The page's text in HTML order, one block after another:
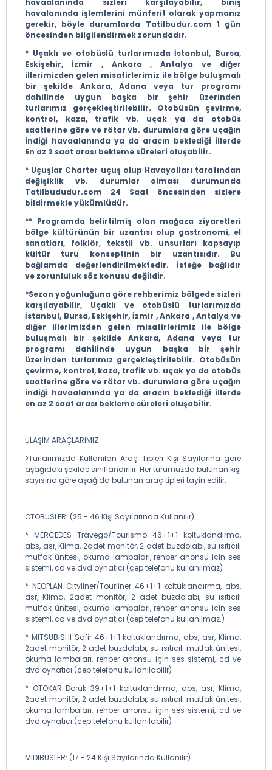
havaalanında sizleri karşılayabilir, biniş
havalanında işlemlerini münferit olarak yapmanız
gerekir, böyle durumlarda Tatilbudur.com 1 gün
öncesinden bilgilendirmek zorundadır.
* Uçaklı ve otobüslü turlarımızda İstanbul, Bursa,
Eskişehir, İzmir , Ankara , Antalya ve diğer
illerimizden gelen misafirlerimiz ile bölge buluşmalı
bir şekilde Ankara, Adana veya tur programı
dahilinde uygun başka bir şehir üzerinden
turlarımız gerçekleştirilebilir. Otobüsün çevirme,
kontrol, kaza, trafik vb. uçak ya da otobüs
saatlerine göre ve rötar vb. durumlara göre uçağın
indiği havaalanında ya da aracın beklediği illerde
En az 2 saat arası bekleme süreleri oluşabilir.
* Uçuşlar Charter uçuş olup Havayolları tarafından
değişiklik vb. durumlar olması durumunda
Tatilbududur.com 24 Saat öncesinden sizlere
bildirmekle yükümlüdür.
** Programda belirtilmiş olan mağaza ziyaretleri
bölge kültürünün bir uzantısı olup gastronomi, el
sanatları, folklör, tekstil vb. unsurları kapsayıp
kültür turu konseptinin bir uzantısıdır. Bu
bağlamda değerlendirilmektedir. İsteğe bağlıdır
ve zorunluluk söz konusu değildir.
*Sezon yoğunluğuna göre rehberimiz bölgede sizleri
karşılayabilir, Uçaklı ve otobüslü turlarımızda
İstanbul, Bursa, Eskişehir, İzmir , Ankara , Antalya ve
diğer illerimizden gelen misafirlerimiz ile bölge
buluşmalı bir şekilde Ankara, Adana veya tur
programı dahilinde uygun başka bir şehir
üzerinden turlarımız gerçekleştirilebilir. Otobüsün
çevirme, kontrol, kaza, trafik vb. uçak ya da otobüs
saatlerine göre ve rötar vb. durumlara göre uçağın
indiği havaalanında ya da aracın beklediği illerde
en az 2 saat arası bekleme süreleri oluşabilir.
ULAŞIM ARAÇLARIMIZ
>Turlarımızda Kullanılan Araç Tipleri Kişi Sayılarına göre
aşağıdaki şekilde sınıflandırılır. Her turumuzda bulunan kişi
sayısına göre aşağıda bulunan araç tipleri tayin edilir.
OTOBÜSLER: (25 - 46 Kişi Sayılarında Kullanılır)
* MERCEDES Travego/Tourismo 46+1+1 koltuklandırma,
abs, asr, Klima, 2adet monitör, 2 adet buzdolabı, su ısıtıcılı
mutfak ünitesi, okuma lambaları, rehber anonsu için ses
sistemi, cd ve dvd oynatıcı (cep telefonu kullanılmaz)
* NEOPLAN Cityliner/Tourliner 46+1+1 koltuklandırma, abs,
asr, Klima, 2adet monitör, 2 adet buzdolabı, su ısıtıcılı
mutfak ünitesi, okuma lambaları, rehber anonsu için ses
sistemi, cd ve dvd oynatıcı (cep telefonu kullanılmaz.)
* MITSUBISHI Safir 46+1+1 koltuklandırma, abs, asr, Klima,
2adet monitör, 2 adet buzdolabı, su ısıtıcılı mutfak ünitesi,
okuma lambaları, rehber anonsu için ses sistemi, cd ve
dvd oynatıcı (cep telefonu kullanılabilir)
* OTOKAR Doruk 39+1+1 koltuklandırma, abs, asr, Klima,
2adet monitör, 2 adet buzdolabı, su ısıtıcılı mutfak ünitesi,
okuma lambaları, rehber anonsu için ses sistemi, cd ve
dvd oynatıcı (cep telefonu kullanılabilir)
MIDIBUSLER: (17 - 24 Kişi Sayılarında Kullanılır)